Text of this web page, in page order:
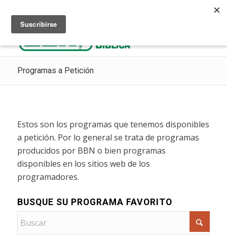
Programas a Petición
Estos son los programas que tenemos disponibles
a petición. Por lo general se trata de programas
producidos por BBN o bien programas
disponibles en los sitios web de los
programadores.
BUSQUE SU PROGRAMA FAVORITO